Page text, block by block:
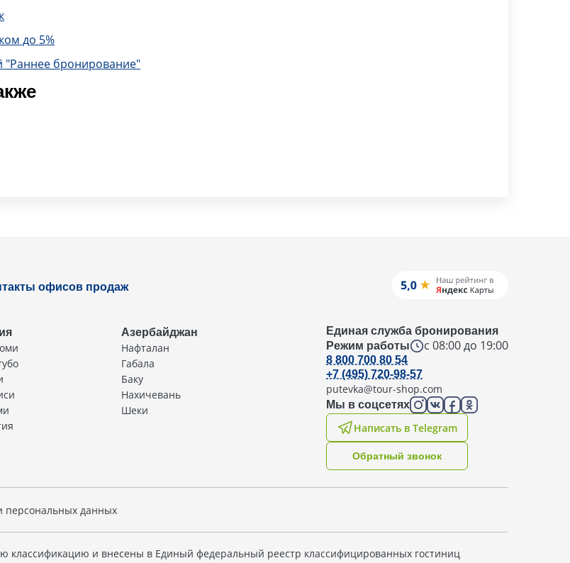
до 5%
"Раннее бронирование"
офисов продаж
Азербайджан
Нафталан
Габала
Баку
Нахичевань
Шеки
Единая служба бронирования
Режим работы
с 08:00 до 19:00
8 800 700 80 54
+7 (495) 720-98-57
putevka@tour-shop.com
Мы в соцсетях
Написать в Telegram
Oбратный звонок
персональных данных
классификацию и внесены в Единый федеральный реестр классифицированных гостиниц